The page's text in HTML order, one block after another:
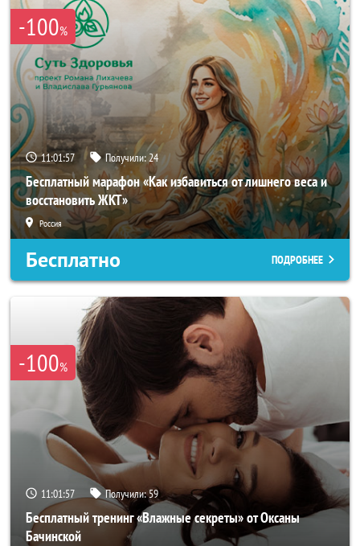
-100%
11:01:54 Получили:24
Бесплатный марафон «Как избавиться от лишнего веса и
восстановить ЖКТ»
Россия
Бесплатно ПОДРОБНЕЕ
-100%
11:01:54 Получили:59
Бесплатный тренинг «Влажные секреты» от Оксаны
Бачинской